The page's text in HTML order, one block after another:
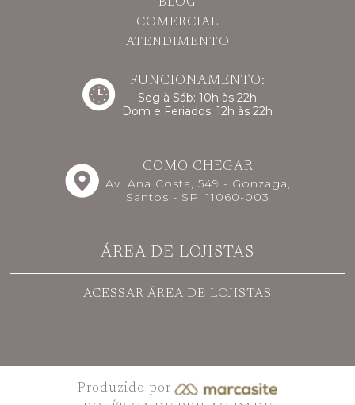
COMERCIAL
ATENDIMENTO
FUNCIONAMENTO:
Seg à Sáb: 10h às 22h
Dom e Feriados: 12h às 22h
COMO CHEGAR
Av. Ana Costa, 549 - Gonzaga,
Santos - SP, 11060-003
ÁREA DE LOJISTAS
ACESSAR ÁREA DE LOJISTAS
Produzido por